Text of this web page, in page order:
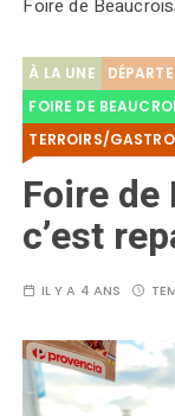
Foire de
À LA UNE
FOIRE DE
TERROIRS/
Foire
c’est
IL Y A 4 ANS